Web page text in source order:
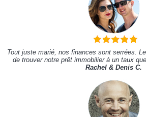
Tout juste marié, nos finances sont serrées.
de trouver notre prêt immobilier à un taux
Rachel & Denis C.